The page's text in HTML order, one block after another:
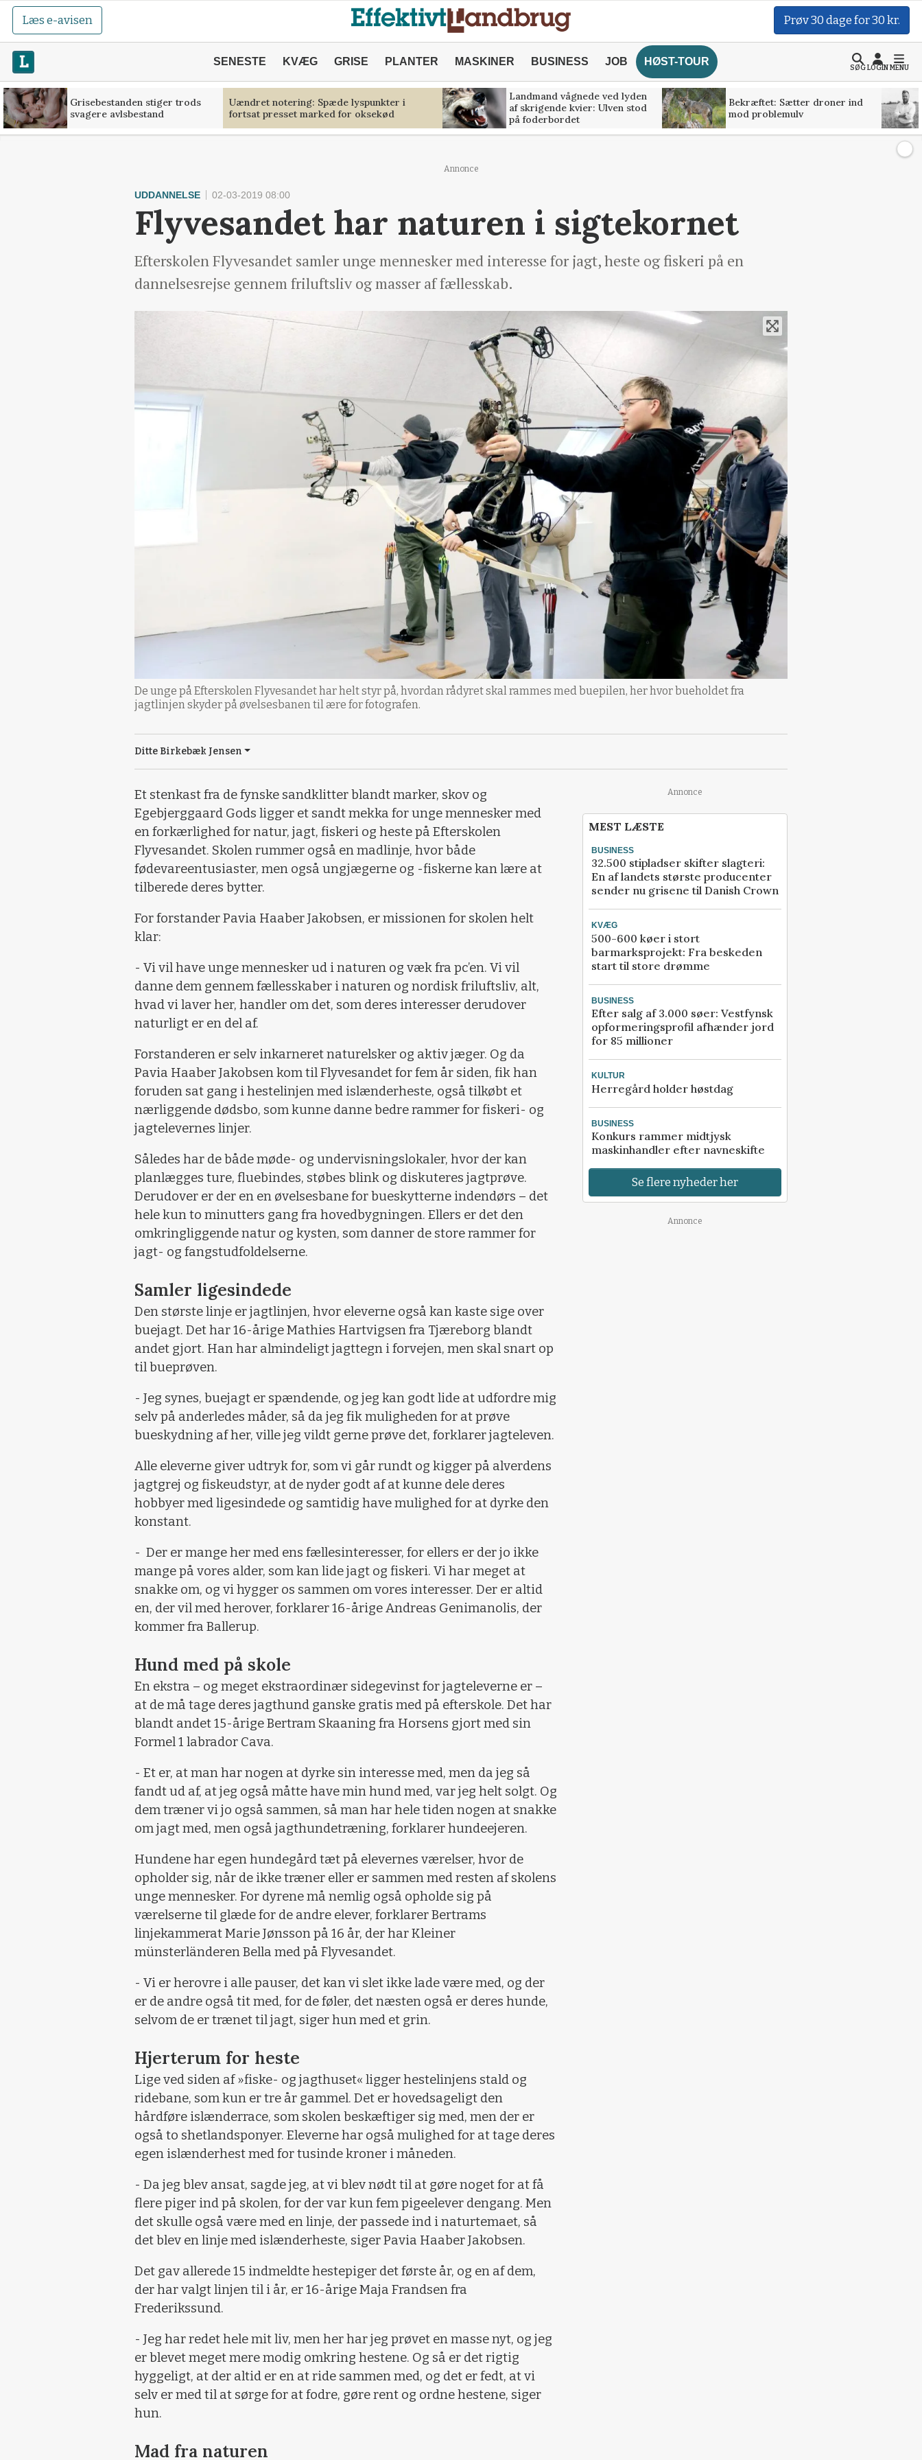
Læs e-avisen Prøv 30 dage for 30 kr.
SENESTE KVÆG GRISE PLANTER MASKINER BUSINESS JOB HØST-TOUR
SØGLOGINMENU
Grisebestanden stiger trods
svagere avlsbestand
Uændret notering: Spæde lyspunkter i
fortsat presset marked for oksekød
Landmand vågnede ved lyden
af skrigende kvier: Ulven stod
på foderbordet
Bekræftet: Sætter droner ind
mod problemulv
Annonce
UDDANNELSE 02-03-2019 08:00
Flyvesandet har naturen i sigtekornet
Efterskolen Flyvesandet samler unge mennesker med interesse for jagt, heste og fiskeri på en
dannelsesrejse gennem friluftsliv og masser af fællesskab.
De unge på Efterskolen Flyvesandet har helt styr på, hvordan rådyret skal rammes med buepilen, her hvor bueholdet fra
jagtlinjen skyder på øvelsesbanen til ære for fotografen.
Ditte Birkebæk Jensen
Et stenkast fra de fynske sandklitter blandt marker, skov og
Egebjerggaard Gods ligger et sandt mekka for unge mennesker med
en forkærlighed for natur, jagt, fiskeri og heste på Efterskolen
Flyvesandet. Skolen rummer også en madlinje, hvor både
fødevareentusiaster, men også ungjægerne og -fiskerne kan lære at
tilberede deres bytter.
For forstander Pavia Haaber Jakobsen, er missionen for skolen helt
klar:
- Vi vil have unge mennesker ud i naturen og væk fra pc’en. Vi vil
danne dem gennem fællesskaber i naturen og nordisk friluftsliv, alt,
hvad vi laver her, handler om det, som deres interesser derudover
naturligt er en del af.
Forstanderen er selv inkarneret naturelsker og aktiv jæger. Og da
Pavia Haaber Jakobsen kom til Flyvesandet for fem år siden, fik han
foruden sat gang i hestelinjen med islænderheste, også tilkøbt et
nærliggende dødsbo, som kunne danne bedre rammer for fiskeri- og
jagtelevernes linjer.
Således har de både møde- og undervisningslokaler, hvor der kan
planlægges ture, fluebindes, støbes blink og diskuteres jagtprøve.
Derudover er der en en øvelsesbane for bueskytterne indendørs – det
hele kun to minutters gang fra hovedbygningen. Ellers er det den
omkringliggende natur og kysten, som danner de store rammer for
jagt- og fangstudfoldelserne.
Samler ligesindede
Den største linje er jagtlinjen, hvor eleverne også kan kaste sige over
buejagt. Det har 16-årige Mathies Hartvigsen fra Tjæreborg blandt
andet gjort. Han har almindeligt jagttegn i forvejen, men skal snart op
til bueprøven.
- Jeg synes, buejagt er spændende, og jeg kan godt lide at udfordre mig
selv på anderledes måder, så da jeg fik muligheden for at prøve
bueskydning af her, ville jeg vildt gerne prøve det, forklarer jagteleven.
Alle eleverne giver udtryk for, som vi går rundt og kigger på alverdens
jagtgrej og fiskeudstyr, at de nyder godt af at kunne dele deres
hobbyer med ligesindede og samtidig have mulighed for at dyrke den
konstant.
- Der er mange her med ens fællesinteresser, for ellers er der jo ikke
mange på vores alder, som kan lide jagt og fiskeri. Vi har meget at
snakke om, og vi hygger os sammen om vores interesser. Der er altid
en, der vil med herover, forklarer 16-årige Andreas Genimanolis, der
kommer fra Ballerup.
Hund med på skole
En ekstra – og meget ekstraordinær sidegevinst for jagteleverne er –
at de må tage deres jagthund ganske gratis med på efterskole. Det har
blandt andet 15-årige Bertram Skaaning fra Horsens gjort med sin
Formel 1 labrador Cava.
- Et er, at man har nogen at dyrke sin interesse med, men da jeg så
fandt ud af, at jeg også måtte have min hund med, var jeg helt solgt. Og
dem træner vi jo også sammen, så man har hele tiden nogen at snakke
om jagt med, men også jagthundetræning, forklarer hundeejeren.
Hundene har egen hundegård tæt på elevernes værelser, hvor de
opholder sig, når de ikke træner eller er sammen med resten af skolens
unge mennesker. For dyrene må nemlig også opholde sig på
værelserne til glæde for de andre elever, forklarer Bertrams
linjekammerat Marie Jønsson på 16 år, der har Kleiner
münsterländeren Bella med på Flyvesandet.
- Vi er herovre i alle pauser, det kan vi slet ikke lade være med, og der
er de andre også tit med, for de føler, det næsten også er deres hunde,
selvom de er trænet til jagt, siger hun med et grin.
Hjerterum for heste
Lige ved siden af »fiske- og jagthuset« ligger hestelinjens stald og
ridebane, som kun er tre år gammel. Det er hovedsageligt den
hårdføre islænderrace, som skolen beskæftiger sig med, men der er
også to shetlandsponyer. Eleverne har også mulighed for at tage deres
egen islænderhest med for tusinde kroner i måneden.
- Da jeg blev ansat, sagde jeg, at vi blev nødt til at gøre noget for at få
flere piger ind på skolen, for der var kun fem pigeelever dengang. Men
det skulle også være med en linje, der passede ind i naturtemaet, så
det blev en linje med islænderheste, siger Pavia Haaber Jakobsen.
Det gav allerede 15 indmeldte hestepiger det første år, og en af dem,
der har valgt linjen til i år, er 16-årige Maja Frandsen fra
Frederikssund.
- Jeg har redet hele mit liv, men her har jeg prøvet en masse nyt, og jeg
er blevet meget mere modig omkring hestene. Og så er det rigtig
hyggeligt, at der altid er en at ride sammen med, og det er fedt, at vi
selv er med til at sørge for at fodre, gøre rent og ordne hestene, siger
hun.
Mad fra naturen
Annonce
MEST LÆSTE
BUSINESS
32.500 stipladser skifter slagteri:
En af landets største producenter
sender nu grisene til Danish Crown
KVÆG
500-600 køer i stort
barmarksprojekt: Fra beskeden
start til store drømme
BUSINESS
Efter salg af 3.000 søer: Vestfynsk
opformeringsprofil afhænder jord
for 85 millioner
KULTUR
Herregård holder høstdag
BUSINESS
Konkurs rammer midtjysk
maskinhandler efter navneskifte
Se flere nyheder her
Annonce